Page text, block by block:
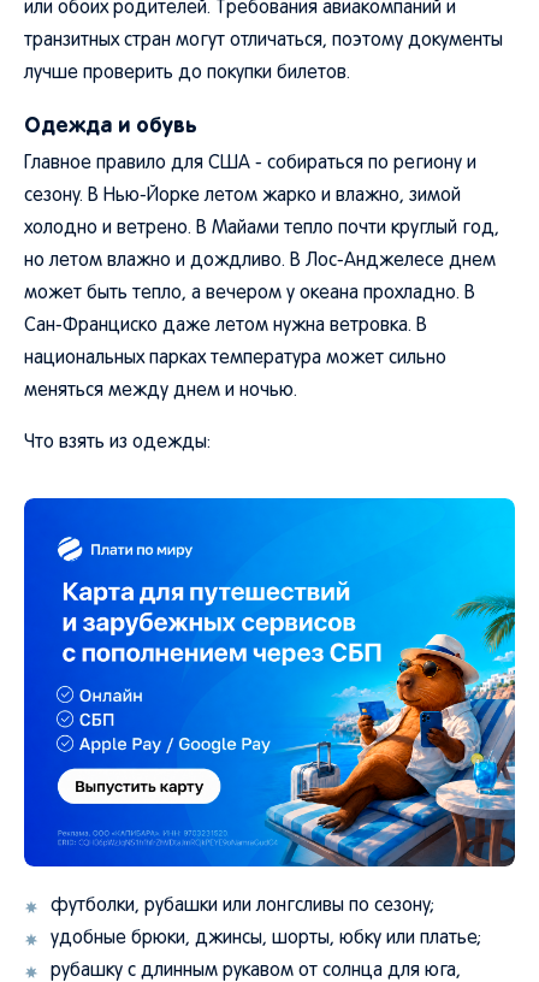
или обоих родителей. Требования авиакомпаний и
транзитных стран могут отличаться, поэтому документы
лучше проверить до покупки билетов.
Одежда и обувь
Главное правило для США - собираться по региону и
сезону. В Нью-Йорке летом жарко и влажно, зимой
холодно и ветрено. В Майами тепло почти круглый год,
но летом влажно и дождливо. В Лос-Анджелесе днем
может быть тепло, а вечером у океана прохладно. В
Сан-Франциско даже летом нужна ветровка. В
национальных парках температура может сильно
меняться между днем и ночью.
Что взять из одежды:
футболки, рубашки или лонгсливы по сезону;
удобные брюки, джинсы, шорты, юбку или платье;
рубашку с длинным рукавом от солнца для юга,